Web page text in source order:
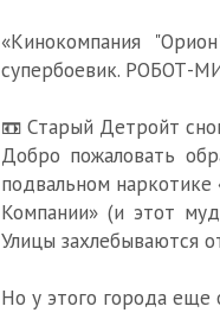
«Кинокомпания
супербоевик. РОБОТ-
📼 Старый Детройт
Добро пожаловать
подвальном
Компании» (и этот
Улицы захлебываются
Но у этого города еще